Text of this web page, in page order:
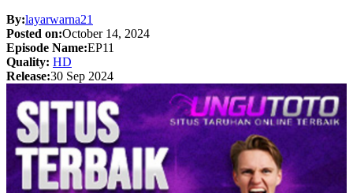
By:layarwarna21
Posted on:October 14, 2024
Episode Name:EP11
Quality: HD
Release:30 Sep 2024